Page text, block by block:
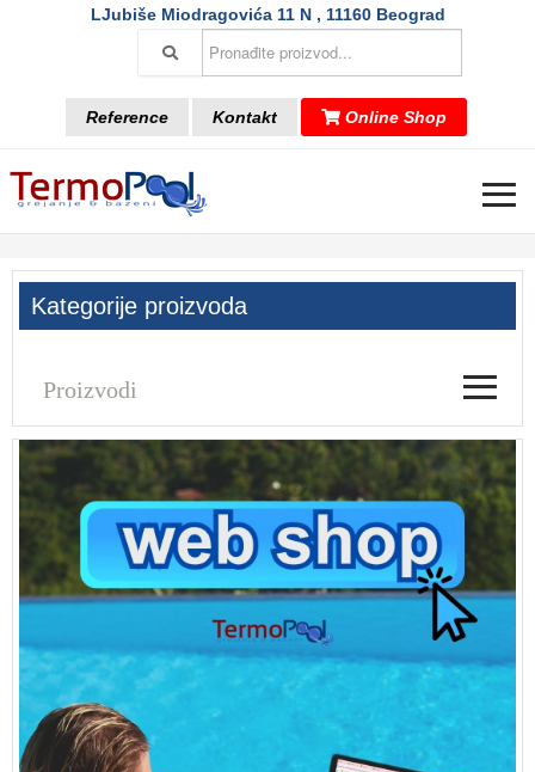
LJubiše Miodragovića 11 N , 11160 Beograd
Reference Kontakt Online Shop
≡
Kategorije proizvoda
Proizvodi ≡